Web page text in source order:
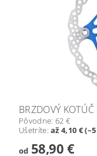
BRZDOVÝ
Pôvodne: 62 €
Ušetríte:až 4,10 €
od58,90 €